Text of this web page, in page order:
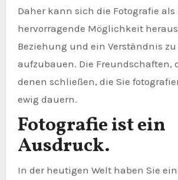
Daher kann sich die Fotografie als
hervorragende Möglichkeit
Beziehung und ein Verständnis
aufzubauen. Die Freundschaften,
denen schließen, die Sie
ewig dauern.
Fotografie ist ein
Ausdruck.
In der heutigen Welt haben Sie